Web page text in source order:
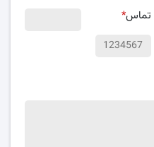
تماس*